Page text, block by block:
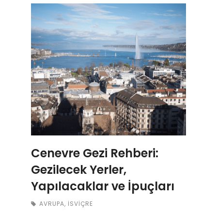
Cenevre Gezi Rehberi:
Gezilecek Yerler,
Yapılacaklar ve İpuçları
AVRUPA, İSVIÇRE